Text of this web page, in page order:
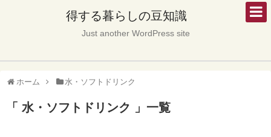
得する暮らしの豆知識
Just another WordPress site
ホーム 水・ソフトドリンク
「 水・ソフトドリンク 」一覧